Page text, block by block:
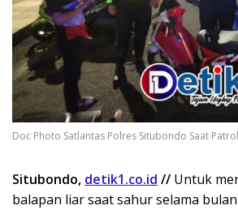
Doc Photo Satlantas Polres Situbondo Saat
Situbondo, detik1.co.id // Untuk
balapan liar saat sahur selama